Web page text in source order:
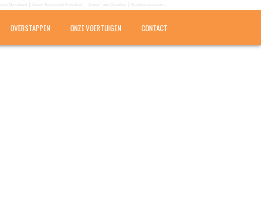
Tours Marrakech Desert Tours vanuit Marrakech Desert Tours Marokko Marokko excursies ...
OVERSTAPPEN ONZE VOERTUIGEN CONTACT